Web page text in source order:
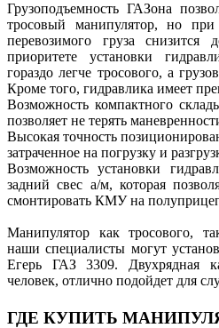
Грузоподъемность ГАЗона
тросовый манипулятор, но при
перевозимого груза
приоритете установки
гораздо легче тросового, а
Кроме того, гидравлика имеет
Возможность компактного
позволяет не терять
Высокая точность
затраченное на погрузку и
Возможность установки
задний свес а/м, которая
смонтировать КМУ на
Манипулятор как тросового,
наши специалисты могут
Егерь ГАЗ 3309. Двухрядная
человек, отлично подойдет для
ГДЕ КУПИТЬ